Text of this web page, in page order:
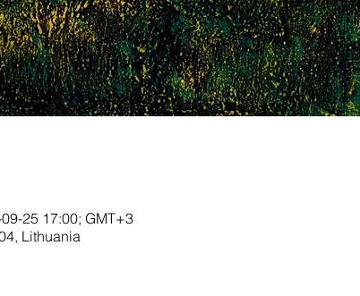
25 17:00; GMT+3
Lithuania